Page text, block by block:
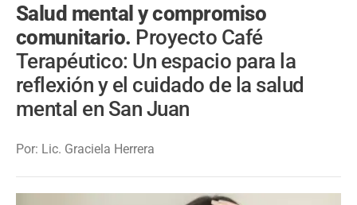
Salud mental y compromiso
comunitario. Proyecto Café
Terapéutico: Un espacio para la
reflexión y el cuidado de la salud
mental en San Juan
Por: Lic. Graciela Herrera